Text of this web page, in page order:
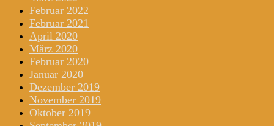
Februar 2022
Februar 2021
April 2020
März 2020
Februar 2020
Januar 2020
Dezember 2019
November 2019
Oktober 2019